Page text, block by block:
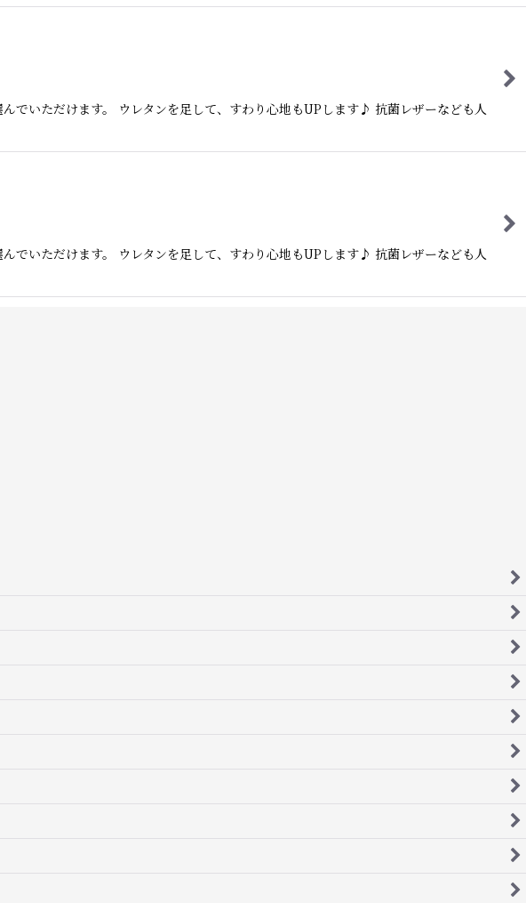
でいただけます。 ウレタンを足して、すわり心地もUPします♪ 抗菌レザーなども人
でいただけます。 ウレタンを足して、すわり心地もUPします♪ 抗菌レザーなども人